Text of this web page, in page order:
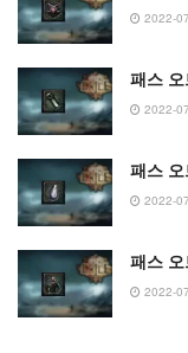
2022-
패스
2022-
패스
2022-
패스
2022-